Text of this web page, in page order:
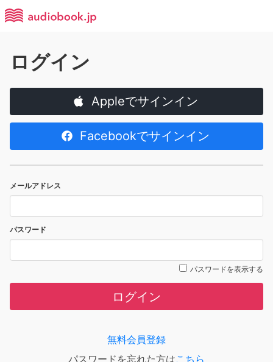
ログイン
Appleでサインイン
Facebookでサインイン
メールアドレス
パスワード
パスワードを表示する
ログイン
無料会員登録
パスワードを忘れた方はこちら